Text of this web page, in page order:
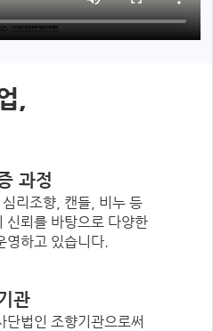
,
과정
리조향, 캔들, 비누 등
신뢰를 바탕으로 다양한
영하고 있습니다.
관
단법인 조향기관으로써